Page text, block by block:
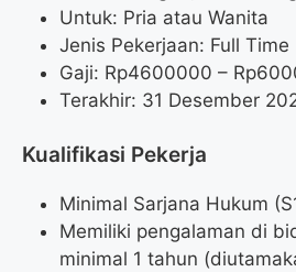
Untuk: Pria atau Wanita
Jenis Pekerjaan: Full Time
Gaji: Rp4600000 – Rp
Terakhir: 31 Desember
Kualifikasi Pekerja
Minimal Sarjana Hukum
Memiliki pengalaman di
minimal 1 tahun